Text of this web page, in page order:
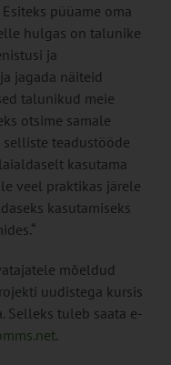
püüame oma
hulgas on talunike
ja
jagada näiteid
talunikud meie
otsime samale
teadustööde
kasutama
veel praktikas järele
kasutamiseks
mõeldud
uudistega kursis
Selleks tuleb saata e-
.